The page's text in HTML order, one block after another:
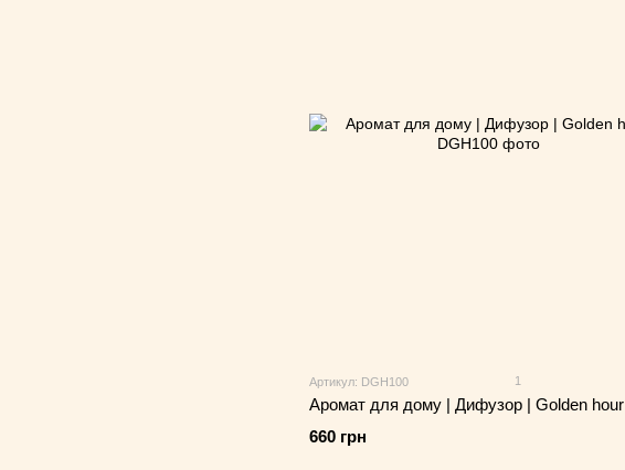
Артикул: DGH100 1
Аромат для дому | Дифузор | Golden hour
660 грн